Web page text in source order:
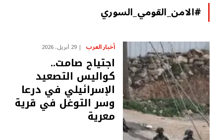
#الامن_القومي_السوري
أخبار العرب 29 أبريل، 2026
اجتياح صامت..
كواليس التصعيد
الإسرائيلي في درعا
وسر التوغل في قرية
معرية